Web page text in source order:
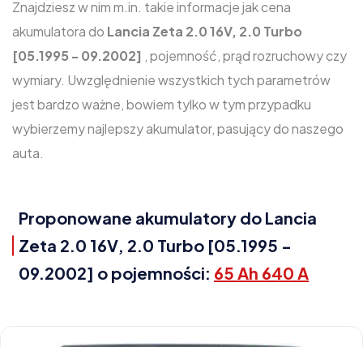
Znajdziesz w nim m.in. takie informacje jak cena
akumulatora do Lancia Zeta 2.0 16V, 2.0 Turbo
[05.1995 - 09.2002] , pojemność, prąd rozruchowy czy
wymiary. Uwzględnienie wszystkich tych parametrów
jest bardzo ważne, bowiem tylko w tym przypadku
wybierzemy najlepszy akumulator, pasujący do naszego
auta.
Proponowane akumulatory do Lancia
Zeta 2.0 16V, 2.0 Turbo [05.1995 -
09.2002] o pojemności: 65 Ah 640 A